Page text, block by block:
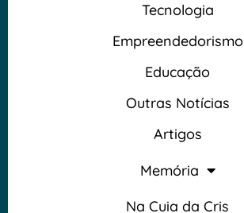
Tecnologia
Empreendedorismo
Educação
Outras Notícias
Artigos
Memória
Na Cuia da Cris